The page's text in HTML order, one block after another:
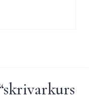
skrivarkurs